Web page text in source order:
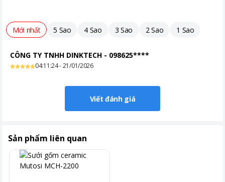
gian lắp đặt trong thời gian ngắn mà vẫn đảm bảo tiết kiệm
điện năng tối đa, giảm thiểu chi phí vận hành.
Mới nhất 5 Sao 4 Sao 3 Sao 2 Sao 1 Sao
CÔNG TY TNHH DINKTECH - 098625****
04:11:24 - 21/01/2026
Viết đánh giá
Sản phẩm liên quan